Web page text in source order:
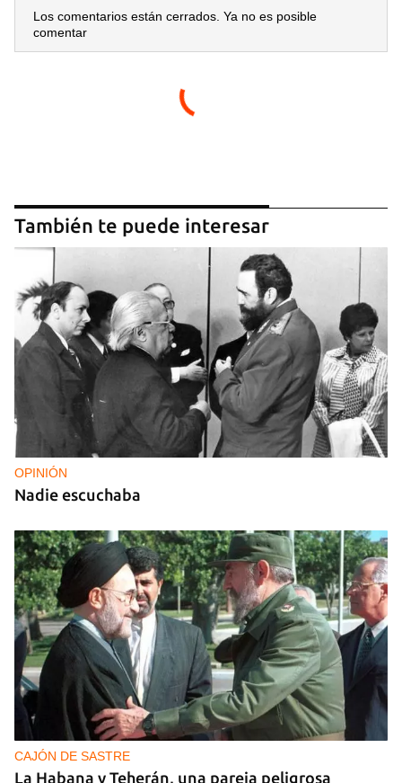
Los comentarios están cerrados. Ya no es posible
comentar
También te puede interesar
OPINIÓN
Nadie escuchaba
CAJÓN DE SASTRE
La Habana y Teherán, una pareja peligrosa